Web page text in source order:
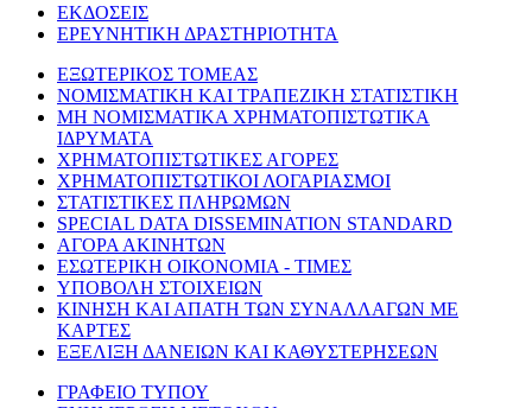
ΕΚΔΟΣΕΙΣ
ΕΡΕΥΝΗΤΙΚΗ ΔΡΑΣΤΗΡΙΟΤΗΤΑ
ΕΞΩΤΕΡΙΚΟΣ ΤΟΜΕΑΣ
ΝΟΜΙΣΜΑΤΙΚΗ ΚΑΙ ΤΡΑΠΕΖΙΚΗ ΣΤΑΤΙΣΤΙΚΗ
ΜΗ ΝΟΜΙΣΜΑΤΙΚΑ ΧΡΗΜΑΤΟΠΙΣΤΩΤΙΚΑ
ΙΔΡΥΜΑΤΑ
ΧΡΗΜΑΤΟΠΙΣΤΩΤΙΚΕΣ ΑΓΟΡΕΣ
ΧΡΗΜΑΤΟΠΙΣΤΩΤΙΚΟΙ ΛΟΓΑΡΙΑΣΜΟΙ
ΣΤΑΤΙΣΤΙΚΕΣ ΠΛΗΡΩΜΩΝ
SPECIAL DATA DISSEMINATION STANDARD
ΑΓΟΡΑ ΑΚΙΝΗΤΩΝ
ΕΣΩΤΕΡΙΚΗ ΟΙΚΟΝΟΜΙΑ - ΤΙΜΕΣ
ΥΠΟΒΟΛΗ ΣΤΟΙΧΕΙΩΝ
ΚΙΝΗΣΗ ΚΑΙ ΑΠΑΤΗ ΤΩΝ ΣΥΝΑΛΛΑΓΩΝ ΜΕ
ΚΑΡΤΕΣ
ΕΞΕΛΙΞΗ ΔΑΝΕΙΩΝ ΚΑΙ ΚΑΘΥΣΤΕΡΗΣΕΩΝ
ΓΡΑΦΕΙΟ ΤΥΠΟΥ